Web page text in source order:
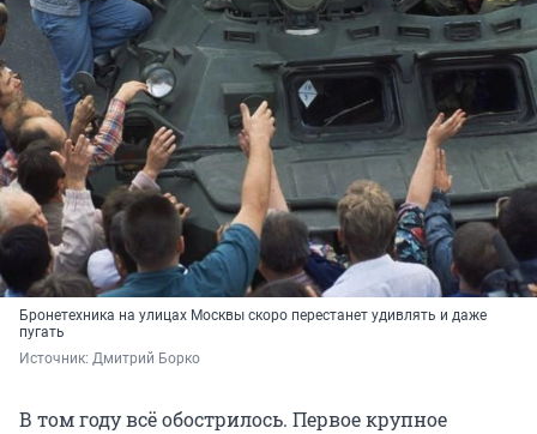
Бронетехника на улицах Москвы скоро перестанет удивлять и даже
пугать
Источник: Дмитрий Борко
В том году всё обострилось. Первое крупное